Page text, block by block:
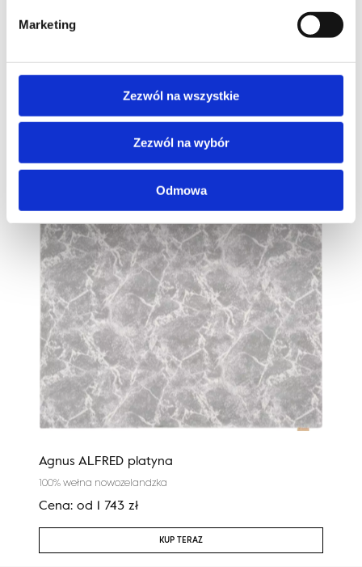
Marketing
Zezwól na wszystkie
Zezwól na wybór
Odmowa
Agnus ALFRED platyna
100% wełna nowozelandzka
Cena: od 1 743 zł
KUP TERAZ